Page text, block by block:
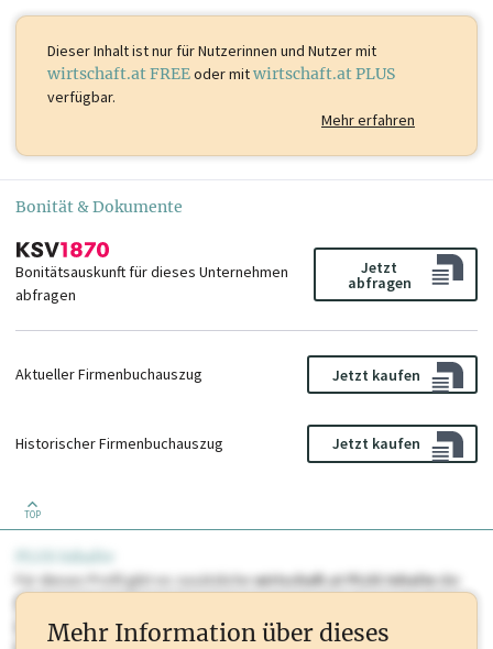
Dieser Inhalt istnur für Nutzerinnen und Nutzer mit
wirtschaft.at FREEoder mitwirtschaft.at PLUS
verfügbar.
Mehr erfahren
Bonität & Dokumente
Bonitätsauskunft für dieses Unternehmen
abfragen
Jetzt
abfragen
Aktueller Firmenbuchauszug Jetzt kaufen
Historischer Firmenbuchauszug Jetzt kaufen
TOP
PLUS Inhalte
Für dieses Profil gibt es zusätzlichewirtschaft.at PLUS Inhaltedie
Sie momentan nicht einsehen können. Schalten Sie dieses Profil frei
oder loggen Sie sich ein um diese Inhalte zu sehen. wirtschaft.at PLUS
Mehr Information über dieses